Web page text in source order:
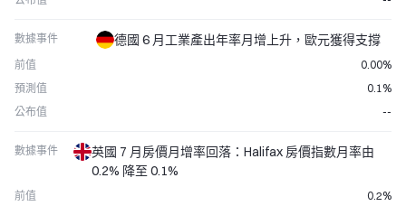
數據事件 德國 6 月工業產出年率月增上升，歐元獲得支撐
前值
0.00%
預測值
0.1%
公布值
--
數據事件
英國 7 月房價月增率回落：Halifax 房價指數月率由
0.2% 降至 0.1%
前值
0.2%